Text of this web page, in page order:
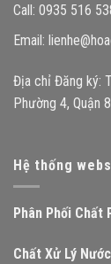
Call: 0935 516
Email:
Địa chỉ Đăng ký:
Phường 4, Quận
Hệ thống
Phân Phối Chất
Chất Xử Lý Nước